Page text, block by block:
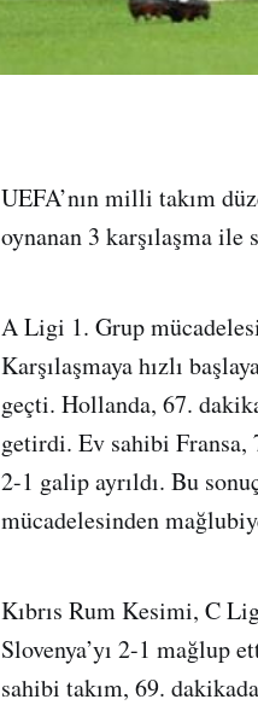
UEFA’nın milli takım
oynanan 3 karşılaşma ile
A Ligi 1. Grup
Karşılaşmaya hızlı
geçti. Hollanda, 67.
getirdi. Ev sahibi
2-1 galip ayrıldı. Bu
mücadelesinden
Kıbrıs Rum Kesimi, C
Slovenya’yı 2-1 mağlup
sahibi takım, 69.